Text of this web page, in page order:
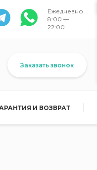
Ежедневно
8:00 —
22:00
Заказать звонок
И ВОЗВРАТ